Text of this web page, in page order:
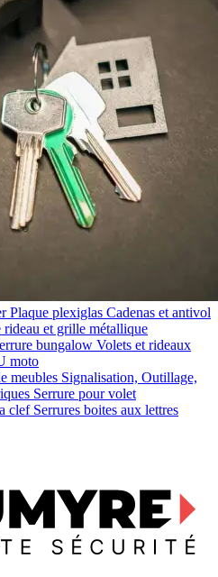
Plaque plexiglas Cadenas et antivol
rideau et grille métallique
bungalow Volets et rideaux
moto
meubles Signalisation, Outillage,
Serrure pour volet
clef Serrures boites aux lettres